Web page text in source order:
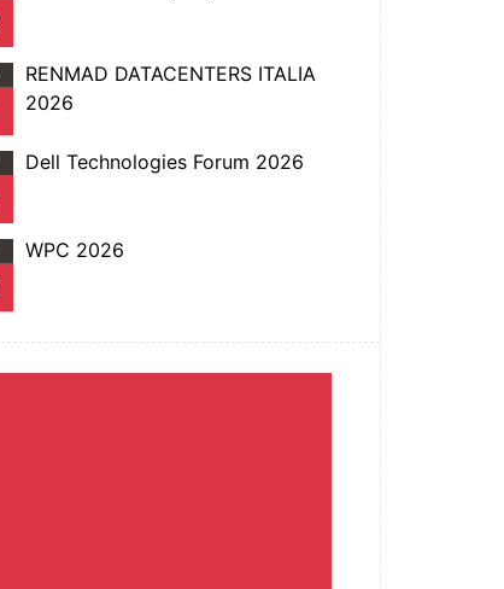
RENMAD DATACENTERS ITALIA
2026
Dell Technologies Forum 2026
WPC 2026